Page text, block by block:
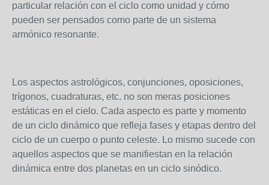
particular relación con el ciclo como unidad y cómo
pueden ser pensados como parte de un sistema
armónico resonante.
Los aspectos astrológicos, conjunciones, oposiciones,
trígonos, cuadraturas, etc. no son meras posiciones
estáticas en el cielo. Cada aspecto es parte y momento
de un ciclo dinámico que refleja fases y etapas dentro del
ciclo de un cuerpo o punto celeste. Lo mismo sucede con
aquellos aspectos que se manifiestan en la relación
dinámica entre dos planetas en un ciclo sinódico.